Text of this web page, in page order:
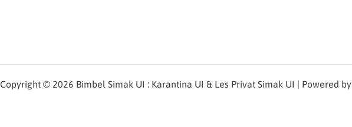
Copyright © 2026 Bimbel Simak UI : Karantina UI & Les Privat Simak UI | Powered by